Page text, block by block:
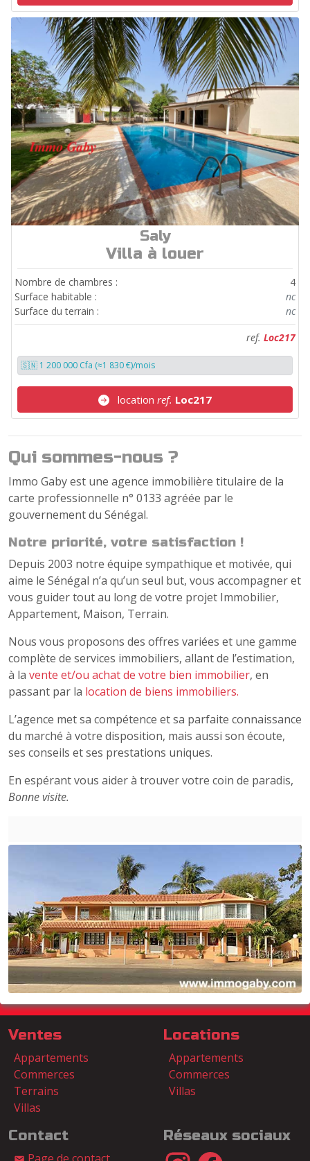
ref. Loc217
Saly
Villa à louer
Nombre de chambres :
4
Surface habitable :
nc
Surface du terrain :
nc
ref. Loc217
🇸🇳 1 200 000 Cfa (≈1 830 €)/mois
location ref. Loc217
Qui sommes-nous ?
Immo Gaby est une agence immobilière titulaire de la
carte professionnelle n° 0133 agréée par le
gouvernement du Sénégal.
Notre priorité, votre satisfaction !
Depuis 2003 notre équipe sympathique et motivée, qui
aime le Sénégal n’a qu’un seul but, vous accompagner et
vous guider tout au long de votre projet Immobilier,
Appartement, Maison, Terrain.
Nous vous proposons des offres variées et une gamme
complète de services immobiliers, allant de l’estimation,
à la vente et/ou achat de votre bien immobilier, en
passant par la location de biens immobiliers.
L’agence met sa compétence et sa parfaite connaissance
du marché à votre disposition, mais aussi son écoute,
ses conseils et ses prestations uniques.
En espérant vous aider à trouver votre coin de paradis,
Bonne visite.
Ventes
Appartements
Commerces
Terrains
Villas
Locations
Appartements
Commerces
Villas
Contact Réseaux sociaux